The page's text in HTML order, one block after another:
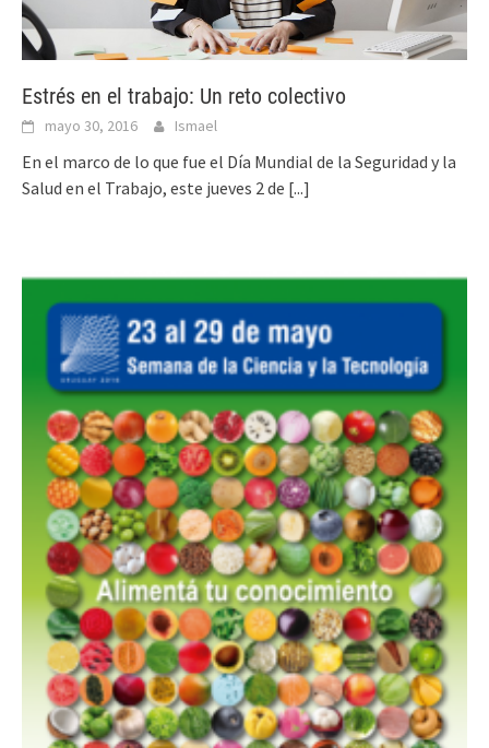
Estrés en el trabajo: Un reto colectivo
mayo 30, 2016 Ismael
En el marco de lo que fue el Día Mundial de la Seguridad y la
Salud en el Trabajo, este jueves 2 de [...]